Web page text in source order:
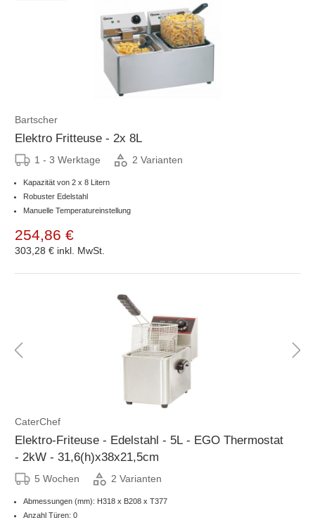
Bartscher
Elektro Fritteuse - 2x 8L
1 - 3 Werktage 2 Varianten
Kapazität von 2 x 8 Litern
Robuster Edelstahl
Manuelle Temperatureinstellung
254,86 €
303,28 € inkl. MwSt.
CaterChef
Elektro-Friteuse - Edelstahl - 5L - EGO Thermostat
- 2kW - 31,6(h)x38x21,5cm
5 Wochen 2 Varianten
Abmessungen (mm): H318 x B208 x T377
Anzahl Türen: 0